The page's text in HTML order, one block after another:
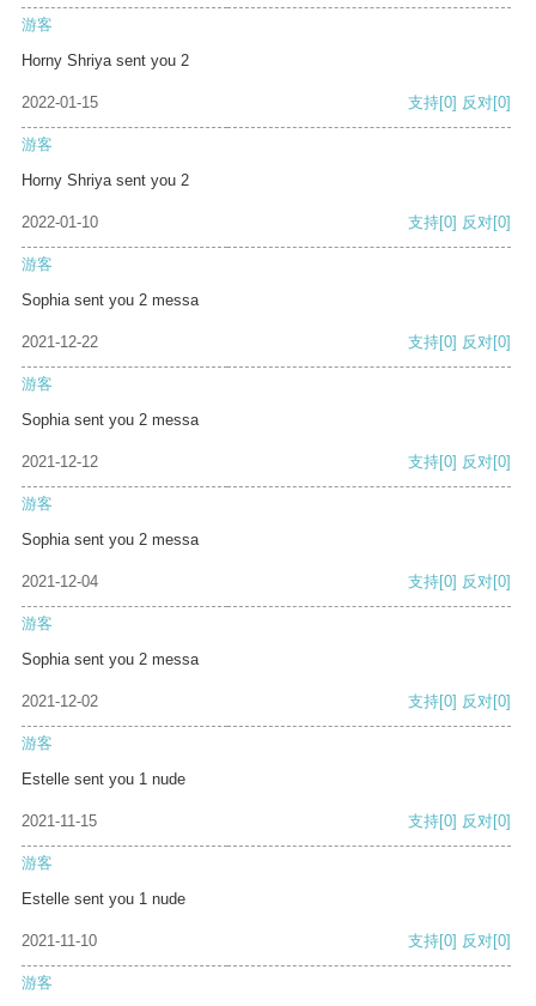
游客
Horny Shriya sent you 2
2022-01-15 支持[0] 反对[0]
游客
Horny Shriya sent you 2
2022-01-10 支持[0] 反对[0]
游客
Sophia sent you 2 messa
2021-12-22 支持[0] 反对[0]
游客
Sophia sent you 2 messa
2021-12-12 支持[0] 反对[0]
游客
Sophia sent you 2 messa
2021-12-04 支持[0] 反对[0]
游客
Sophia sent you 2 messa
2021-12-02 支持[0] 反对[0]
游客
Estelle sent you 1 nude
2021-11-15 支持[0] 反对[0]
游客
Estelle sent you 1 nude
2021-11-10 支持[0] 反对[0]
游客